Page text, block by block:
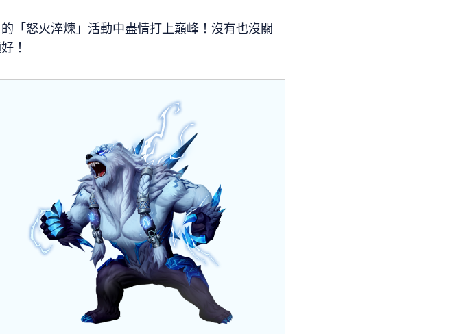
「怒火淬煉」活動中盡情打上巔峰！沒有也沒關
！